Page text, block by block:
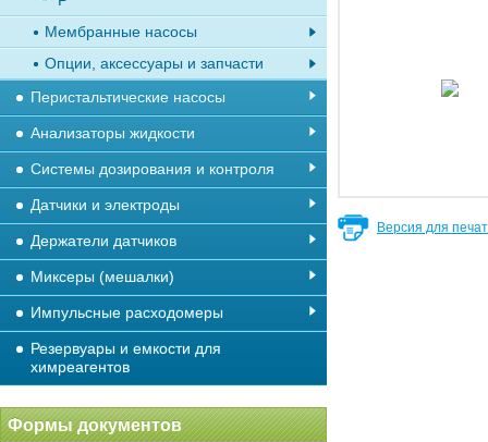
Версия для
Мембранные насосы
Опции, аксессуары и запчасти
Перистальтические насосы
Анализаторы жидкости
Системы дозирования и контроля
Датчики и электроды
Держатели датчиков
Миксеры (мешалки)
Импульсные расходомеры
Резервуары и емкости для
химреагентов
Формы документов